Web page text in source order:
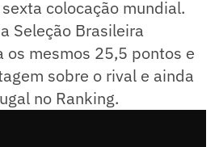
colocação mundial.
Seleção Brasileira
os mesmos 25,5 pontos e
sobre o rival e ainda
no Ranking.